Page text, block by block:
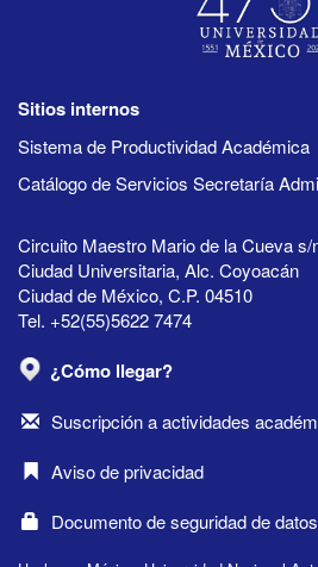
Sitios internos
Sistema de Productividad Académica
Catálogo de Servicios Secretaría
Circuito Maestro Mario de la Cueva s/
Ciudad Universitaria, Alc. Coyoacán
Ciudad de México, C.P. 04510
Tel. +52(55)5622 7474
¿Cómo llegar?
Suscripción a actividades
Aviso de privacidad
Documento de seguridad de